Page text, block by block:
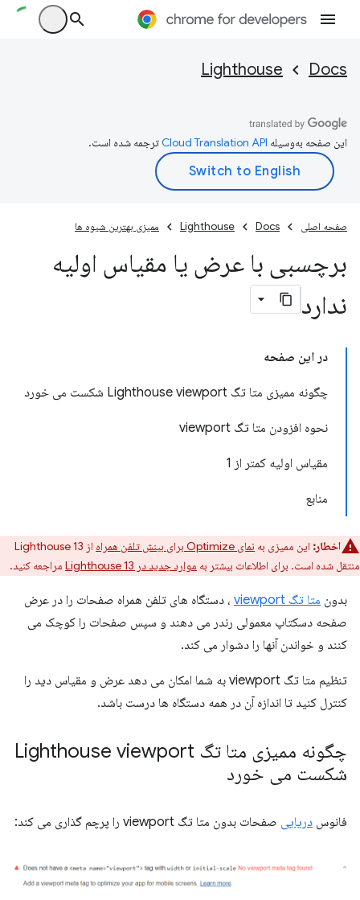
Docs
Lighthouse
این صفحه به‌وسیله ترجمه شده است.
صفحه اصلی Docs
Lighthouse ممیزی بهترین شیوه ها
برچسبی با عرض یا مقیاس اولیه
ندارد
در این صفحه
چگونه ممیزی متا تگ Lighthouse viewport شکست می خورد
نحوه افزودن متا تگ viewport
مقیاس اولیه کمتر از 1
منابع
اخطار: این ممیزی به نمای Optimize برای بینش تلفن همراه
از Lighthouse 13
منتقل شده است. برای اطلاعات بیشتر به موارد جدید در Lighthouse 13 مراجعه کنید.
بدون متا تگ viewport
، دستگاه های تلفن همراه صفحات را در عرض
صفحه دسکتاپ معمولی رندر می دهند و سپس صفحات را کوچک می
کنند و خواندن آنها را دشوار می کند.
تنظیم متا تگ viewport به شما امکان می دهد عرض و مقیاس دید را
کنترل کنید تا اندازه آن در همه دستگاه ها درست باشد.
چگونه ممیزی متا تگ Lighthouse viewport
شکست می خورد
فانوس دریایی صفحات بدون متا تگ viewport را پرچم گذاری می کند: